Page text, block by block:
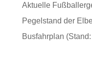
Aktuelle
Pegelstand der
Busfahrplan